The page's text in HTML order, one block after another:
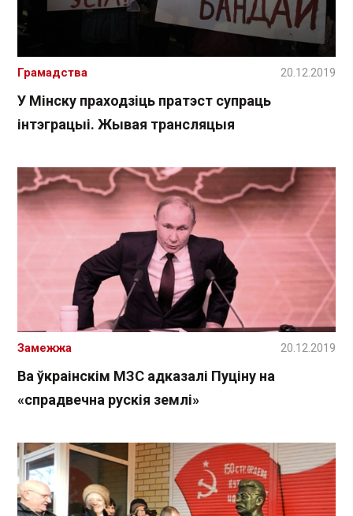
У Мінску праходзіць пратэст супраць
інтэграцыі. Жывая трансляцыя
Грамадства 20.12.2019
Ва ўкраінскім МЗС адказалі Пуціну на
«спрадвечна рускія землі»
Замежжа 20.12.2019